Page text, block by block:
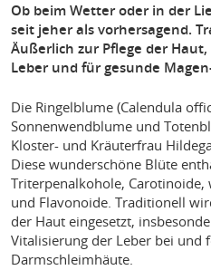
Ob beim Wetter oder in der
seit jeher als vorhersagend.
Äußerlich zur Pflege der
Leber und für gesunde
Die Ringelblume (Calendula
Sonnenwendblume und
Kloster- und Kräuterfrau
Diese wunderschöne Blüte
Triterpenalkohole, Carotinoide,
und Flavonoide. Traditionell
der Haut eingesetzt,
Vitalisierung der Leber bei und
Darmschleimhäute.